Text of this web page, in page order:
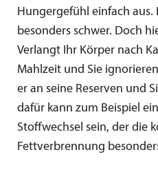
Hungergefühl einfach
besonders schwer. Doch
Verlangt Ihr Körper nach
Mahlzeit und Sie
er an seine Reserven und
dafür kann zum Beispiel
Stoffwechsel sein, der die
Fettverbrennung